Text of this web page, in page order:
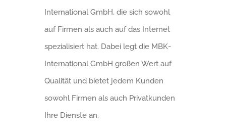
International GmbH, die sich sowohl
auf Firmen als auch auf das Internet
spezialisiert hat. Dabei legt die MBK-
International GmbH großen Wert auf
Qualität und bietet jedem Kunden
sowohl Firmen als auch Privatkunden
Ihre Dienste an.